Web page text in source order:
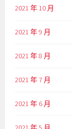
2021 年 10 月
2021 年 9 月
2021 年 8 月
2021 年 7 月
2021 年 6 月